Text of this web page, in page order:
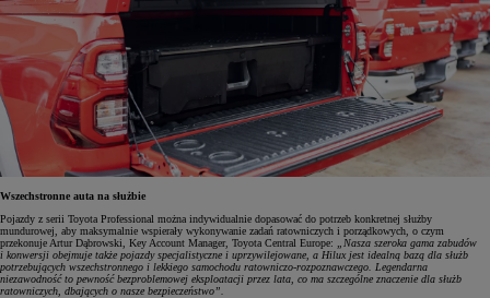
Wszechstronne auta na służbie
Pojazdy z serii Toyota Professional można indywidualnie dopasować do potrzeb konkretnej służby
mundurowej, aby maksymalnie wspierały wykonywanie zadań ratowniczych i porządkowych, o czym
przekonuje Artur Dąbrowski, Key Account Manager, Toyota Central Europe:
„Nasza szeroka gama zabudów
i konwersji obejmuje także pojazdy specjalistyczne i uprzywilejowane, a Hilux jest idealną bazą dla służb
potrzebujących wszechstronnego i lekkiego samochodu ratowniczo-rozpoznawczego. Legendarna
niezawodność to pewność bezproblemowej eksploatacji przez lata, co ma szczególne znaczenie dla służb
ratowniczych, dbających o nasze bezpieczeństwo”.